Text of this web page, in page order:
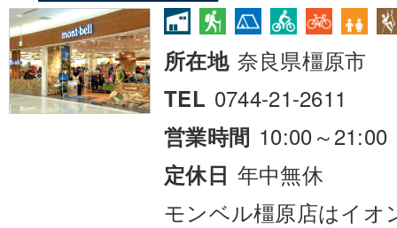
所在地 奈良県橿原市
TEL 0744-21-2611
営業時間 10:00～21:00
定休日 年中無休
モンベル橿原店はイオ